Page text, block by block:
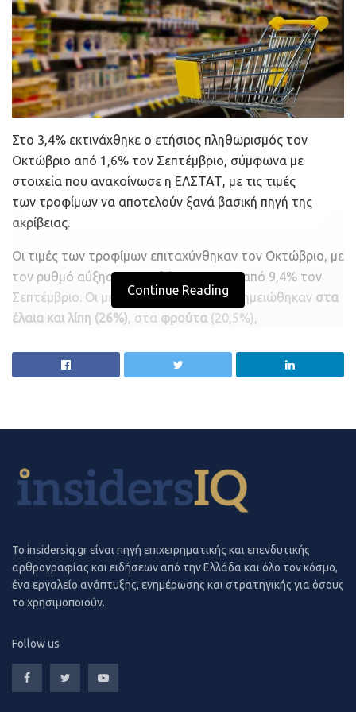
Capital.gr
Στο 3,4% εκτινάχθηκε ο ετήσιος πληθωρισμός τον
Οκτώβριο από 1,6% τον Σεπτέμβριο, σύμφωνα με
στοιχεία που ανακοίνωσε η ΕΛΣΤΑΤ, με τις τιμές
των τροφίμων να αποτελούν ξανά βασική πηγή της
ακρίβειας.
Οι τιμές των τροφίμων επιταχύνθηκαν τον Οκτώβριο, με
τον ρυθμό αύξησης να φθάνει το 9,9% από 9,4% τον
Σεπτέμβριο. Οι μεγαλύτερες αυξήσεις σημειώθηκαν στα
έλαια και λίπη (26%) , στα φρούτα (20,5%),
κρέατα
(8,3%). Η τιμή του ελαιόλαδου, μάλιστα,
αυξήθηκε 14,1% σε μηνιαία βάση (σύγκριση με τον
Αυξήσεις σε ρεύμα και πετρέλαιο
Continue Reading
To insidersiq.gr είναι πηγή επιχειρηματικής και επενδυτικής
αρθρογραφίας και ειδήσεων από την Ελλάδα και όλο τον κόσμο,
ένα εργαλείο ανάπτυξης, ενημέρωσης και στρατηγικής για όσους
το χρησιμοποιούν.
Follow us